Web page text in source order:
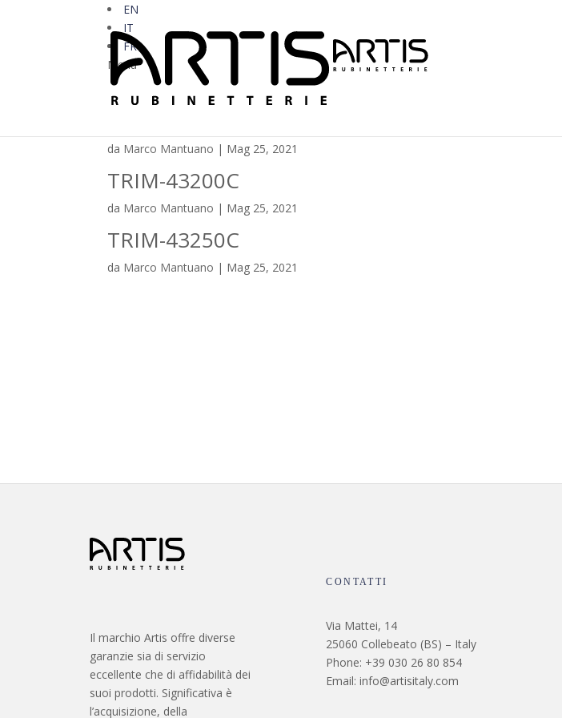
EN
IT
FR
Menu
da Marco Mantuano | Mag 25, 2021
TRIM-43200C
da Marco Mantuano | Mag 25, 2021
TRIM-43250C
da Marco Mantuano | Mag 25, 2021
Il marchio Artis offre diverse
garanzie sia di servizio
eccellente che di affidabilità dei
suoi prodotti. Significativa è
l’acquisizione, della
CONTATTI
Via Mattei, 14
25060 Collebeato (BS) – Italy
Phone: +39 030 26 80 854
Email: info@artisitaly.com